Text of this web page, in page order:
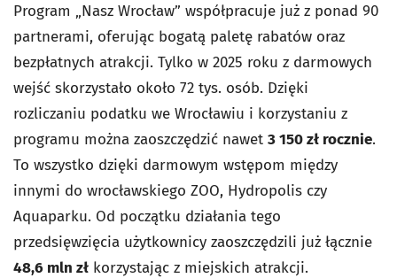
Program „Nasz Wrocław” współpracuje już z ponad 90
partnerami, oferując bogatą paletę rabatów oraz
bezpłatnych atrakcji. Tylko w 2025 roku z darmowych
wejść skorzystało około 72 tys. osób. Dzięki
rozliczaniu podatku we Wrocławiu i korzystaniu z
programu można zaoszczędzić nawet 3 150 zł rocznie.
To wszystko dzięki darmowym wstępom między
innymi do wrocławskiego ZOO, Hydropolis czy
Aquaparku. Od początku działania tego
przedsięwzięcia użytkownicy zaoszczędzili już łącznie
48,6 mln zł korzystając z miejskich atrakcji.